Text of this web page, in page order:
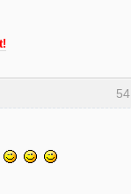
54